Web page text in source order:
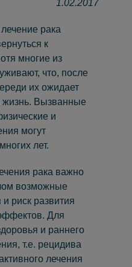
1.02.2017
рака
к
многие из
что, после
их ожидает
жизнь. Вызванные
и
могут
лет.
рака важно
возможные
риск развития
Для
и раннего
т.е. рецидива
лечения